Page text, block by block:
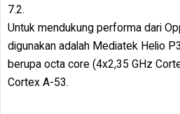
7.2.
Untuk mendukung performa dari
digunakan adalah Mediatek Helio
berupa octa core (4x2,35 GHz
Cortex A-53.